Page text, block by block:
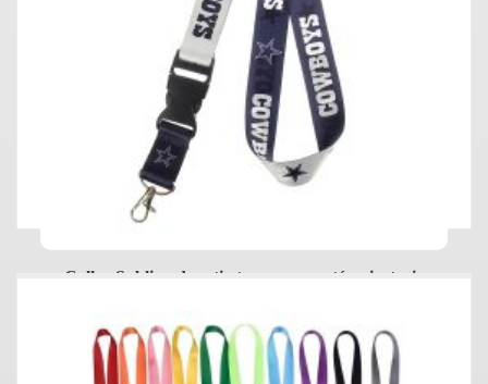
Collar Sublimado + tic-toc y mosquetón giratorio